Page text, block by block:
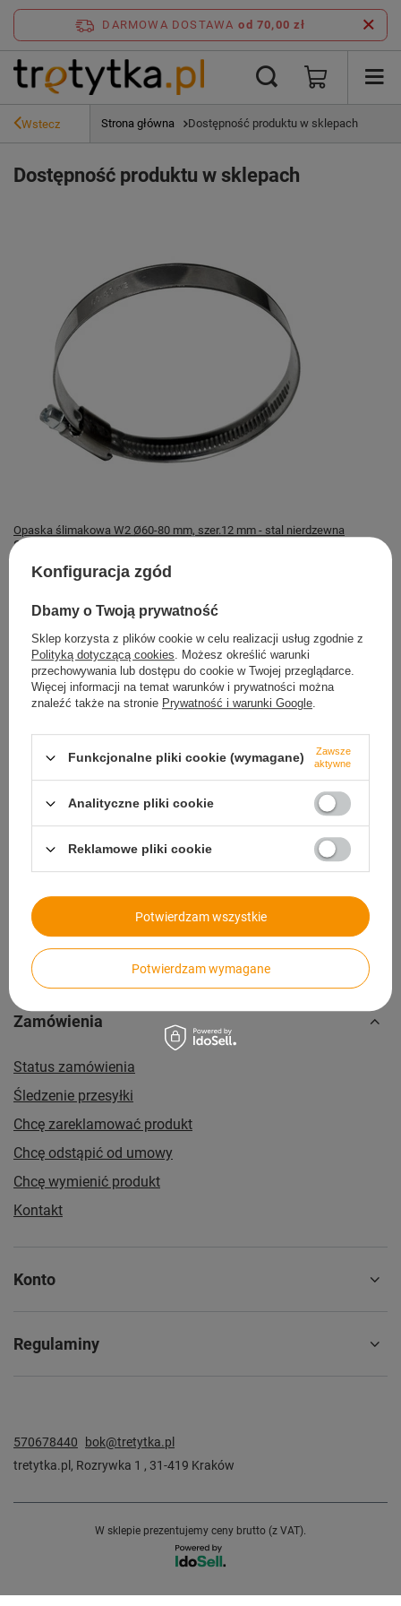
DARMOWA DOSTAWA od 70,00 zł
Wstecz Strona główna Dostępność produktu w sklepach
Dostępność produktu w sklepach
Opaska ślimakowa W2 Ø60-80 mm, szer.12 mm - stal nierdzewna
2,29 zł
Dostępny
Bezpieczne zakupy
14 dni na zwrot bez podawania przyczyny
Paczkomaty
Zamówienia
Status zamówienia
Śledzenie przesyłki
Chcę zareklamować produkt
Chcę odstąpić od umowy
Chcę wymienić produkt
Kontakt
Konto
Regulaminy
570678440
bok@tretytka.pl
tretytka.pl , Rozrywka 1 , 31-419 Kraków
W sklepie prezentujemy ceny brutto (z VAT).
Konfiguracja zgód
Dbamy o Twoją prywatność
Sklep korzysta z plików cookie w celu realizacji usług zgodnie z
Polityką dotyczącą cookies. Możesz określić warunki
przechowywania lub dostępu do cookie w Twojej przeglądarce.
Więcej informacji na temat warunków i prywatności można
znaleźć także na stronie Prywatność i warunki Google.
Funkcjonalne pliki cookie (wymagane)
Zawsze
aktywne
Analityczne pliki cookie
Reklamowe pliki cookie
Potwierdzam wymagane
Potwierdzam wszystkie